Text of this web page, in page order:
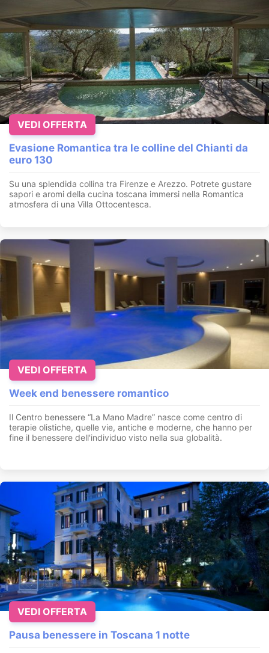
Evasione Romantica tra le colline del Chianti da
euro 130
Su una splendida collina tra Firenze e Arezzo. Potrete gustare
sapori e aromi della cucina toscana immersi nella Romantica
atmosfera di una Villa Ottocentesca.
VEDI OFFERTA
Week end benessere romantico
Il Centro benessere “La Mano Madre” nasce come centro di
terapie olistiche, quelle vie, antiche e moderne, che hanno per
fine il benessere dell'individuo visto nella sua globalità.
VEDI OFFERTA
Pausa benessere in Toscana 1 notte
VEDI OFFERTA